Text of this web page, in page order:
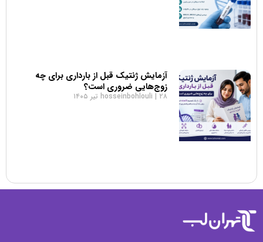
آزمایش ژنتیک قبل از بارداری برای چه
زوج‌هایی ضروری است؟
hosseinbohlouli ۲۸ تیر ۱۴۰۵